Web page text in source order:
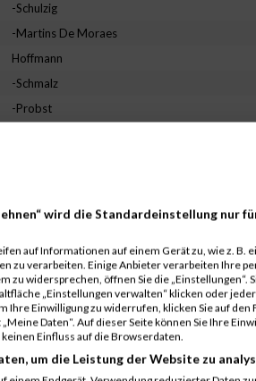
-Schulzig
-Martins De Moraes
Hoffmann
-Schmalz
-Probst
-Walig
Zigan
-Obando
Huber
-Joshi
Rasch
wird die Standardeinstellung nur
auf Informationen auf einem Gerät zu, wie z. B.
zu verarbeiten. Einige Anbieter verarbeiten Ihre
zu widersprechen, öffnen Sie die „Einstellungen“.
„Einstellungen verwalten“ klicken oder
Ihre Einwilligung zu widerrufen, klicken Sie auf
Daten“. Auf dieser Seite können Sie Ihre
Einfluss auf die Browserdaten.
um die Leistung der Website zu